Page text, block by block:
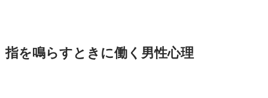
指を鳴らすときに働く男性心理